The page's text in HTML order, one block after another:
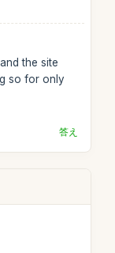
the site
so for only
答え